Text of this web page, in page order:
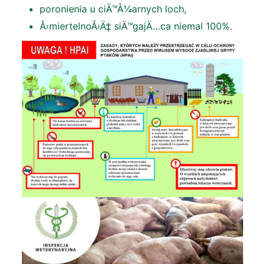
poronienia u ciÄ™Å¼arnych loch,
Å›miertelnoÅ›Ä‡ siÄ™gajÄ…ca niemal 100%.